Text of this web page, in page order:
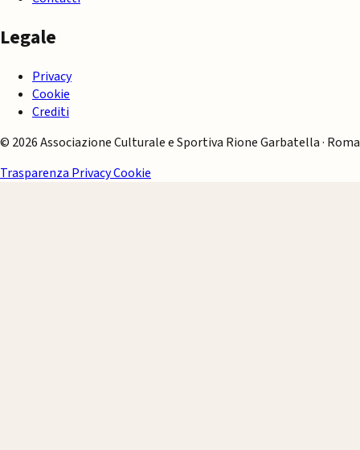
Legale
Privacy
Cookie
Crediti
© 2026 Associazione Culturale e Sportiva Rione Garbatella · Roma
Trasparenza PrivacyCookie